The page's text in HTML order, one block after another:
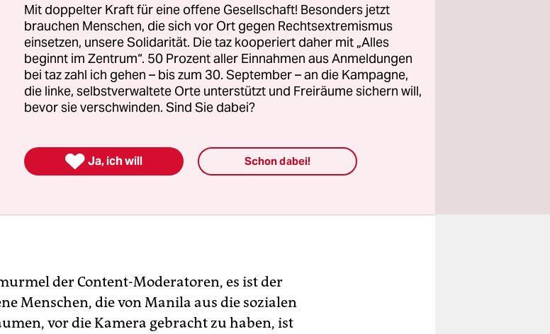
der Content-Moderatoren, es ist der
Menschen, die von Manila aus die sozialen
vor die Kamera gebracht zu haben, ist
Mit doppelter Kraft für eine offene Gesellschaft! Besonders jetzt
brauchen Menschen, die sich vor Ort gegen Rechtsextremismus
einsetzen, unsere Solidarität. Die taz kooperiert daher mit „Alles
beginnt im Zentrum“. 50 Prozent aller Einnahmen aus Anmeldungen
bei taz zahl ich gehen – bis zum 30. September – an die Kampagne,
die linke, selbstverwaltete Orte unterstützt und Freiräume sichern will,
bevor sie verschwinden. Sind Sie dabei?
 Ja, ich will Schon dabei!